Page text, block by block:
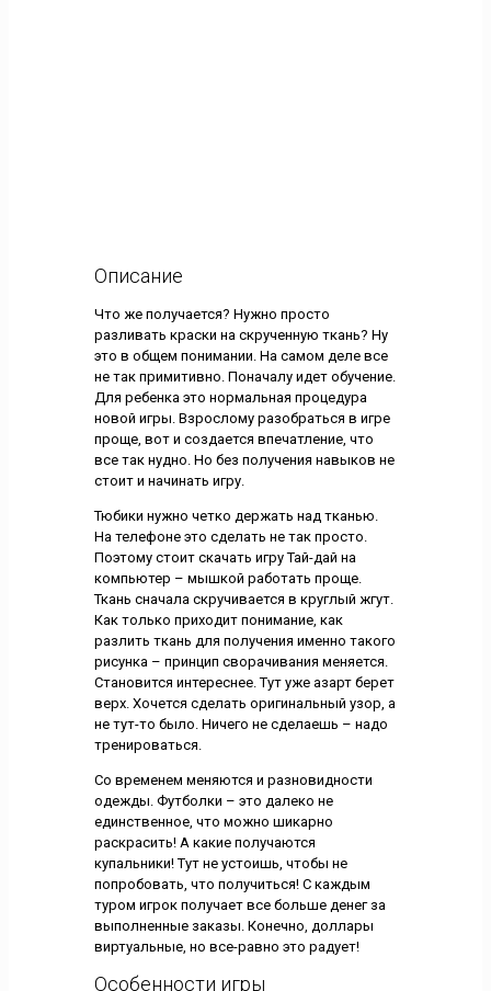
Описание
Что же получается? Нужно просто
разливать краски на скрученную ткань? Ну
это в общем понимании. На самом деле все
не так примитивно. Поначалу идет обучение.
Для ребенка это нормальная процедура
новой игры. Взрослому разобраться в игре
проще, вот и создается впечатление, что
все так нудно. Но без получения навыков не
стоит и начинать игру.
Тюбики нужно четко держать над тканью.
На телефоне это сделать не так просто.
Поэтому стоит скачать игру Тай-дай на
компьютер – мышкой работать проще.
Ткань сначала скручивается в круглый жгут.
Как только приходит понимание, как
разлить ткань для получения именно такого
рисунка – принцип сворачивания меняется.
Становится интереснее. Тут уже азарт берет
верх. Хочется сделать оригинальный узор, а
не тут-то было. Ничего не сделаешь – надо
тренироваться.
Со временем меняются и разновидности
одежды. Футболки – это далеко не
единственное, что можно шикарно
раскрасить! А какие получаются
купальники! Тут не устоишь, чтобы не
попробовать, что получиться! С каждым
туром игрок получает все больше денег за
выполненные заказы. Конечно, доллары
виртуальные, но все-равно это радует!
Особенности игры